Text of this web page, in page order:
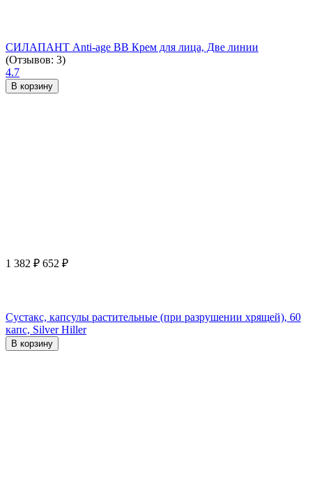
СИЛАПАНТ Anti-age ВВ Крем для лица, Две линии
(Отзывов: 3)
4.7
В корзину
1 382 ₽ 652 ₽
Сустакс, капсулы растительные (при разрушении хрящей), 60
капс, Silver Hiller
В корзину